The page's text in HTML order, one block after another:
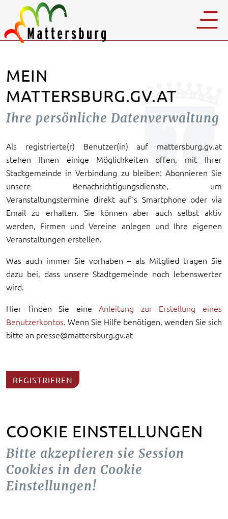
MEIN
MATTERSBURG.GV.AT
Ihre persönliche Datenverwaltung
Als registrierte(r) Benutzer(in) auf mattersburg.gv.at
stehen Ihnen einige Möglichkeiten offen, mit Ihrer
Stadtgemeinde in Verbindung zu bleiben: Abonnieren Sie
unsere Benachrichtigungsdienste, um
Veranstaltungstermine direkt auf´s Smartphone oder via
Email zu erhalten. Sie können aber auch selbst aktiv
werden, Firmen und Vereine anlegen und Ihre eigenen
Veranstaltungen erstellen.
Was auch immer Sie vorhaben – als Mitglied tragen Sie
dazu bei, dass unsere Stadtgemeinde noch lebenswerter
wird.
Hier finden Sie eineAnleitung zur Erstellung eines
Benutzerkontos. Wenn Sie Hilfe benötigen, wenden Sie sich
bitte an presse@mattersburg.gv.at
REGISTRIEREN
COOKIE EINSTELLUNGEN
Bitte akzeptieren sie Session
Cookies in den Cookie
Einstellungen!